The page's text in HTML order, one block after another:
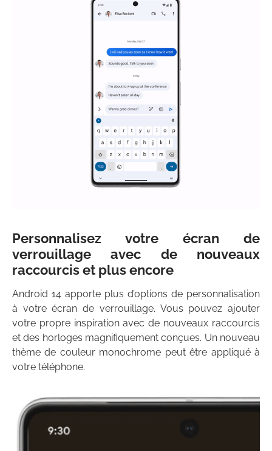
Personnalisez votre écran de
verrouillage avec de nouveaux
raccourcis et plus encore
Android 14 apporte plus d’options de personnalisation
à votre écran de verrouillage. Vous pouvez ajouter
votre propre inspiration avec de nouveaux raccourcis
et des horloges magnifiquement conçues. Un nouveau
thème de couleur monochrome peut être appliqué à
votre téléphone.